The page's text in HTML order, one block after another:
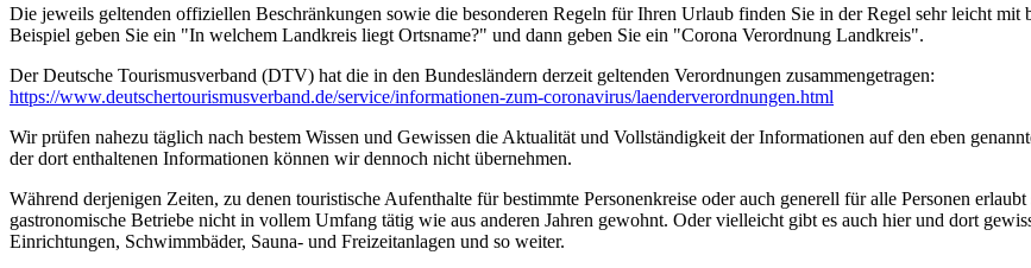
Die jeweils geltenden offiziellen Beschränkungen sowie die besonderen Regeln für Ihren Urlaub finden Sie in der Regel sehr leicht
Beispiel geben Sie ein "In welchem Landkreis liegt Ortsname?" und dann geben Sie ein "Corona Verordnung Landkreis".
Der Deutsche Tourismusverband (DTV) hat die in den Bundesländern derzeit geltenden Verordnungen zusammengetragen:
https://www.deutscher­tourismusverband.de/­service/­informationen-zum-coronavirus/­laenderverordnungen.html
Wir prüfen nahezu täglich nach bestem Wissen und Gewissen die Aktualität und Vollständigkeit der Informationen auf den eben
der dort enthaltenen Informationen können wir dennoch nicht übernehmen.
Während derjenigen Zeiten, zu denen touristische Aufenthalte für bestimmte Personenkreise oder auch generell für alle Personen
gastronomische Betriebe nicht in vollem Umfang tätig wie aus anderen Jahren gewohnt. Oder vielleicht gibt es auch hier und dort
Einrichtungen, Schwimmbäder, Sauna- und Freizeitanlagen und so weiter.